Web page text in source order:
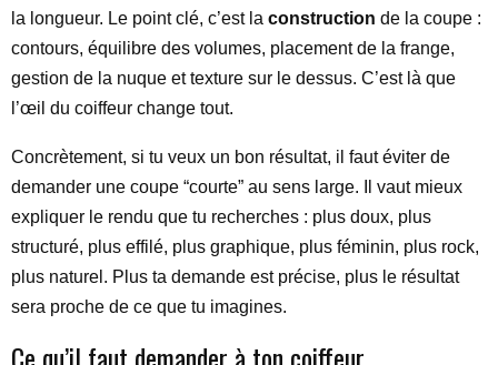
la longueur. Le point clé, c’est la construction de la coupe :
contours, équilibre des volumes, placement de la frange,
gestion de la nuque et texture sur le dessus. C’est là que
l’œil du coiffeur change tout.
Concrètement, si tu veux un bon résultat, il faut éviter de
demander une coupe “courte” au sens large. Il vaut mieux
expliquer le rendu que tu recherches : plus doux, plus
structuré, plus effilé, plus graphique, plus féminin, plus rock,
plus naturel. Plus ta demande est précise, plus le résultat
sera proche de ce que tu imagines.